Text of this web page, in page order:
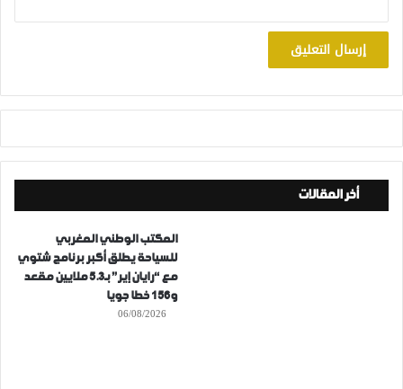
أخر المقالات
المكتب الوطني المغربي
للسياحة يطلق أكبر برنامج شتوي
مع “رايان إير” بـ5.3 ملايين مقعد
و156 خطا جويا
06/08/2026